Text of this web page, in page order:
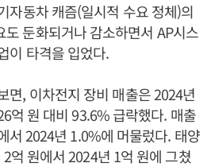
자동차 캐즘(일시적 수요 정체)의
둔화되거나 감소하면서 AP시스
이 타격을 입었다.
면, 이차전지 장비 매출은 2024년
억 원 대비 93.6% 급락했다. 매출
서 2024년 1.0%에 머물렀다. 태양
억 원에서 2024년 1억 원에 그쳤